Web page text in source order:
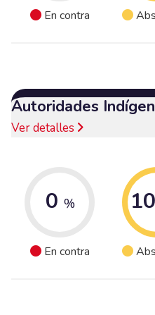
En contra
Autoridades
Ver detalles
0 %
En contra